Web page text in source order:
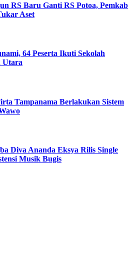
RS Baru Ganti RS Potoa, Pemkab
Aset
64 Peserta Ikuti Sekolah
Utara
Tampanama Berlakukan Sistem
Diva Ananda Eksya Rilis Single
Musik Bugis